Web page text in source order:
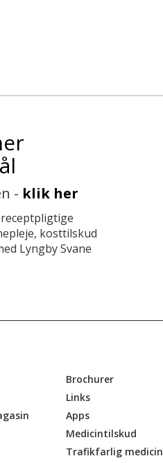
- klik her
kosttilskud
Lyngby Svane
Brochurer
Links
Apps
Medicintilskud
Trafikfarlig medicin